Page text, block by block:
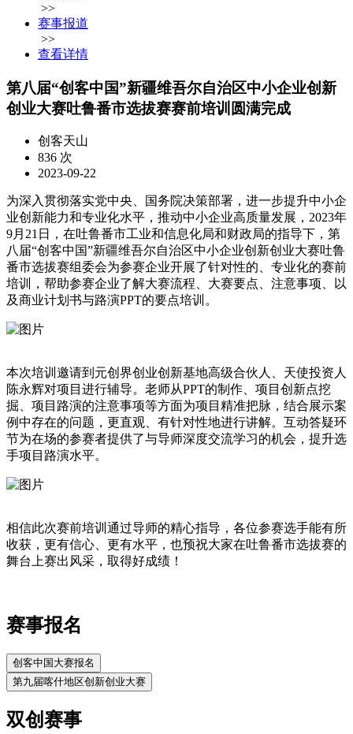
>>
赛事报道
>>
查看详情
第八届“创客中国”新疆维吾尔自治区中小企业创新
创业大赛吐鲁番市选拔赛赛前培训圆满完成
创客天山
836 次
2023-09-22
为深入贯彻落实党中央、国务院决策部署，进一步提升中小企
业创新能力和专业化水平，推动中小企业高质量发展，2023年
9月21日，在吐鲁番市工业和信息化局和财政局的指导下，第
八届“创客中国”新疆维吾尔自治区中小企业创新创业大赛吐鲁
番市选拔赛组委会为参赛企业开展了针对性的、专业化的赛前
培训，帮助参赛企业了解大赛流程、大赛要点、注意事项、以
及商业计划书与路演PPT的要点培训。
本次培训邀请到元创界创业创新基地高级合伙人、天使投资人
陈永辉对项目进行辅导。老师从PPT的制作、项目创新点挖
掘、项目路演的注意事项等方面为项目精准把脉，结合展示案
例中存在的问题，更直观、有针对性地进行讲解。互动答疑环
节为在场的参赛者提供了与导师深度交流学习的机会，提升选
手项目路演水平。
相信此次赛前培训通过导师的精心指导，各位参赛选手能有所
收获，更有信心、更有水平，也预祝大家在吐鲁番市选拔赛的
舞台上赛出风采，取得好成绩！
赛事报名
创客中国大赛报名
第九届喀什地区创新创业大赛
双创赛事